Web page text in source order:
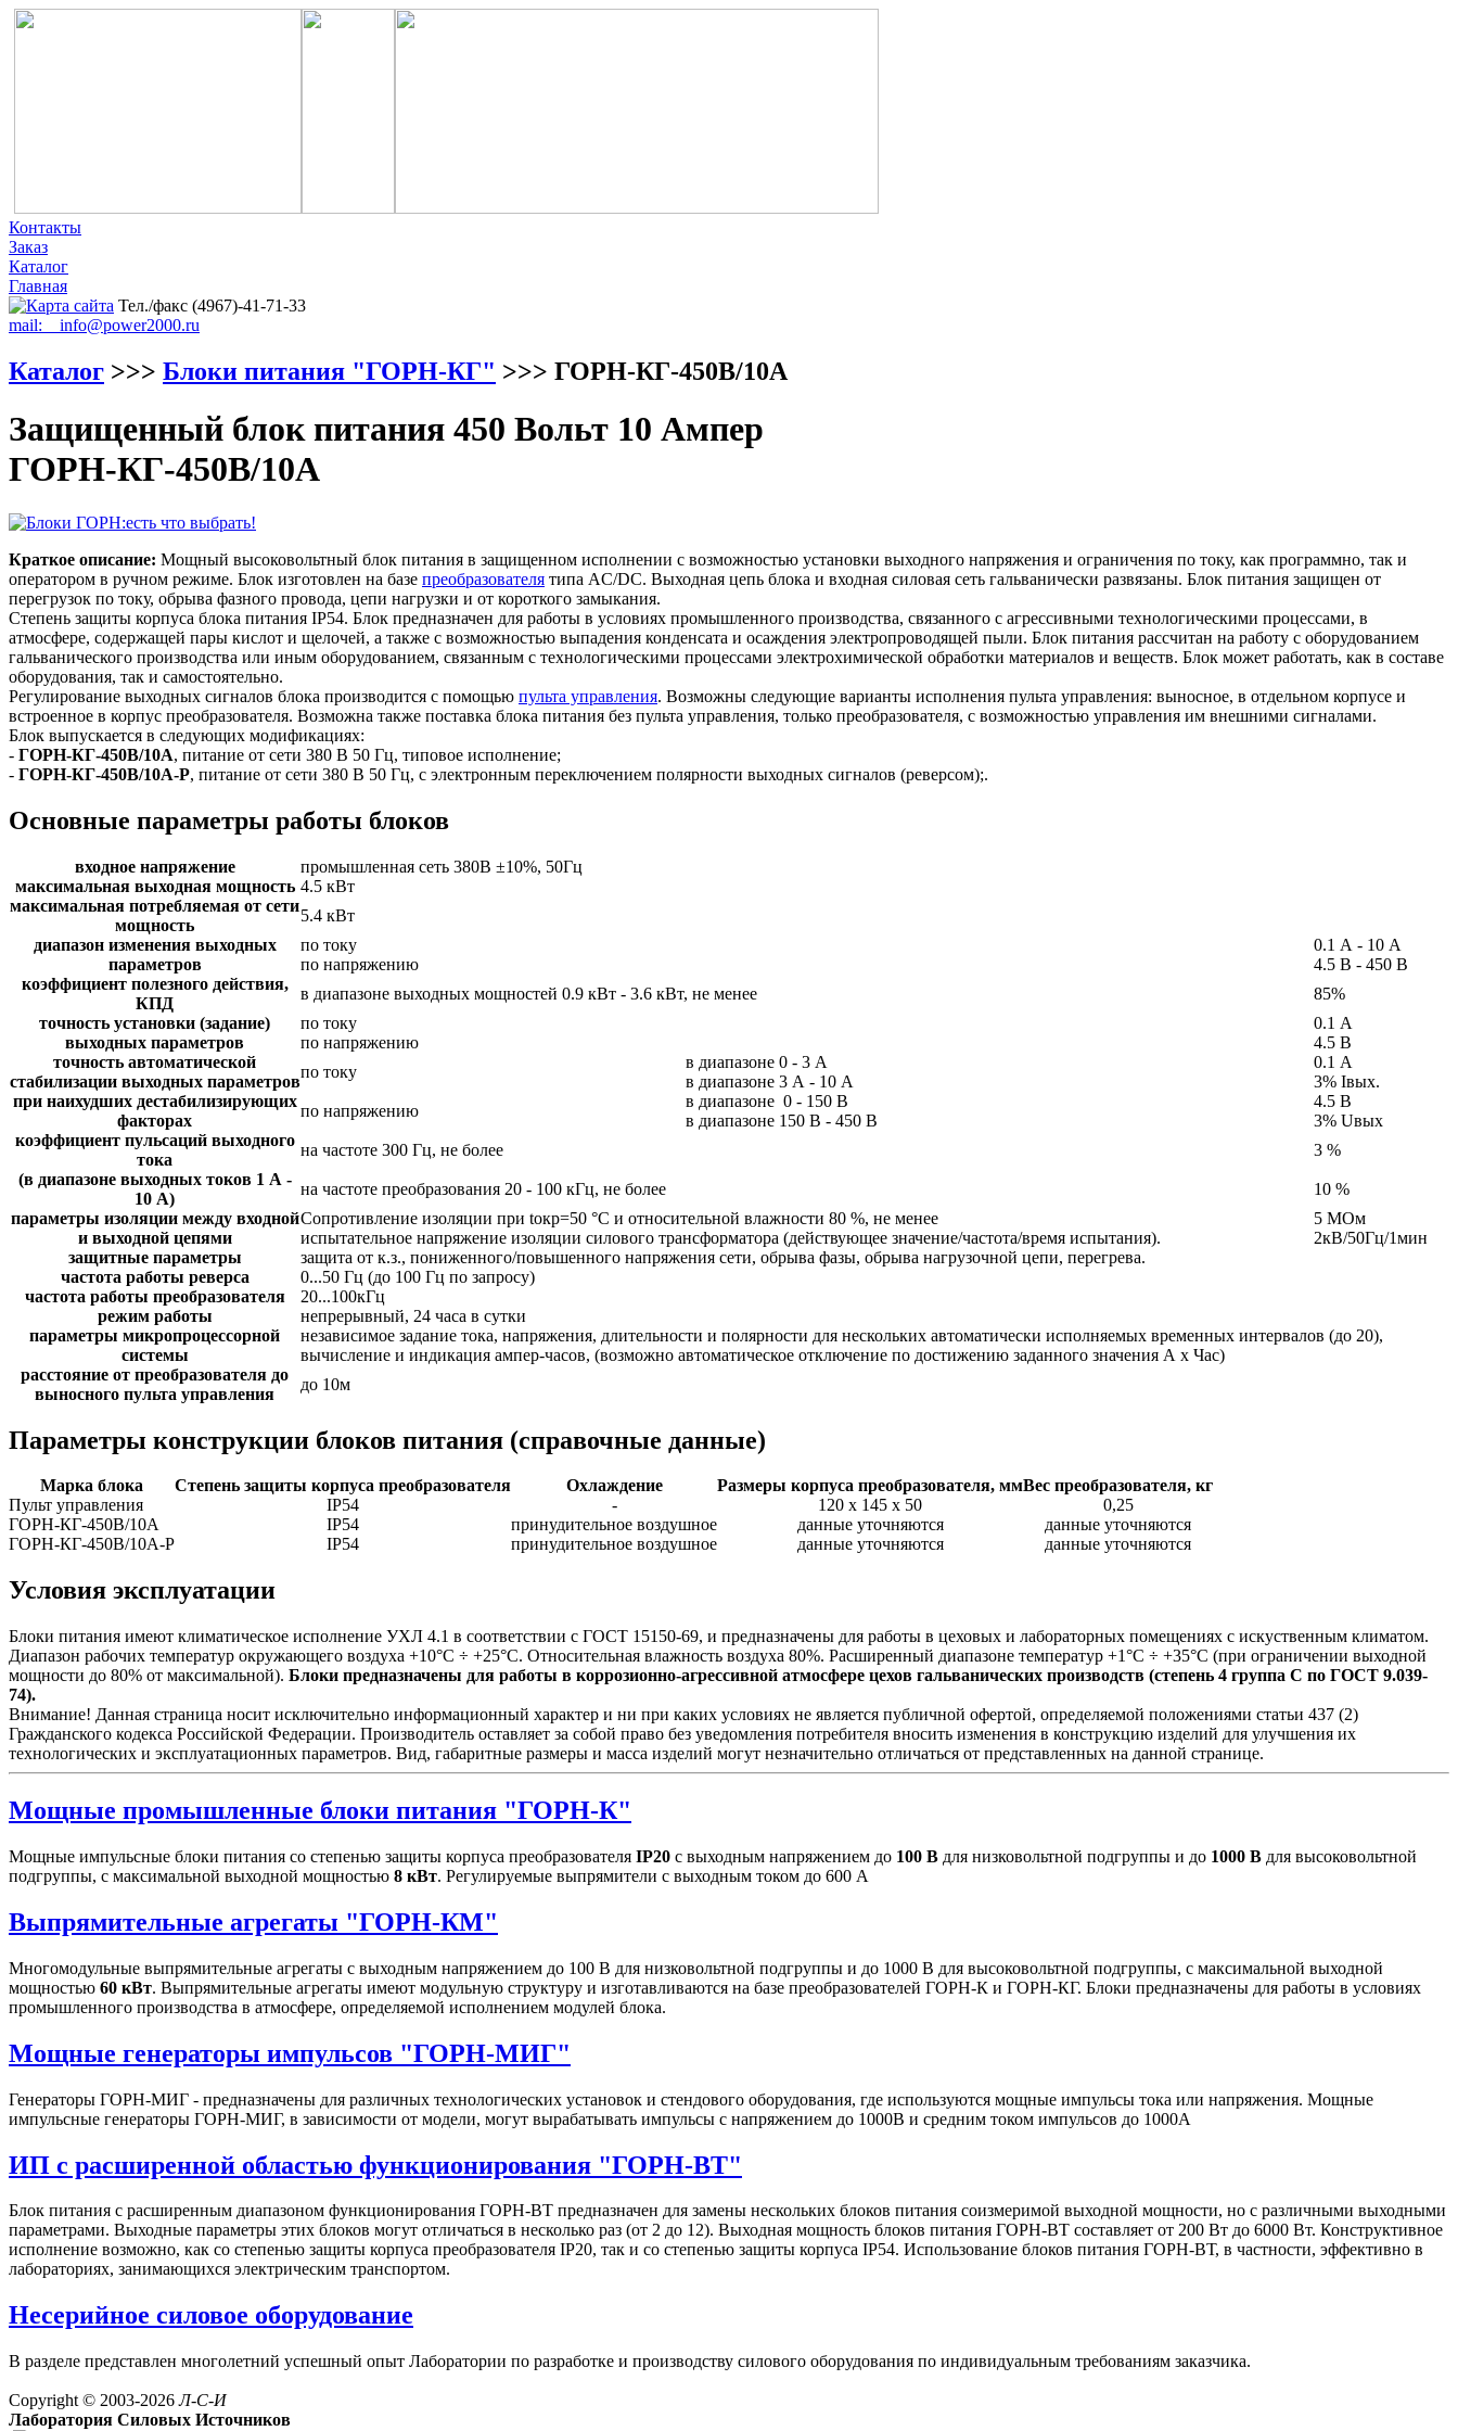
Контакты
Заказ
Каталог
Главная
Тел./факс (4967)-41-71-33
mail: info@power2000.ru
Каталог >>> Блоки питания "ГОРН-КГ" >>> ГОРН-КГ-450В/10А
Защищенный блок питания 450 Вольт 10 Ампер
ГОРН-КГ-450В/10А
Краткое описание: Мощный высоковольтный блок питания в защищенном исполнении с возможностью установки выходного напряжения и ограничения по току, как программно, так и
оператором в ручном режиме. Блок изготовлен на базе преобразователя типа AC/DC. Выходная цепь блока и входная силовая сеть гальванически развязаны. Блок питания защищен от
перегрузок по току, обрыва фазного провода, цепи нагрузки и от короткого замыкания.
Степень защиты корпуса блока питания IP54. Блок предназначен для работы в условиях промышленного производства, связанного с агрессивными технологическими процессами, в
атмосфере, содержащей пары кислот и щелочей, а также с возможностью выпадения конденсата и осаждения электропроводящей пыли. Блок питания рассчитан на работу с оборудованием
гальванического производства или иным оборудованием, связанным с технологическими процессами электрохимической обработки материалов и веществ. Блок может работать, как в составе
оборудования, так и самостоятельно.
Регулирование выходных сигналов блока производится с помощью пульта управления. Возможны следующие варианты исполнения пульта управления: выносное, в отдельном корпусе и
встроенное в корпус преобразователя. Возможна также поставка блока питания без пульта управления, только преобразователя, с возможностью управления им внешними сигналами.
Блок выпускается в следующих модификациях:
- ГОРН-КГ-450В/10А, питание от сети 380 В 50 Гц, типовое исполнение;
- ГОРН-КГ-450В/10А-Р, питание от сети 380 В 50 Гц, с электронным переключением полярности выходных сигналов (реверсом);.
Основные параметры работы блоков
входное напряжение
промышленная сеть 380В ±10%, 50Гц
максимальная выходная мощность 4.5 кВт
максимальная потребляемая от сети
мощность
5.4 кВт
диапазон изменения выходных
параметров
по току
0.1 А - 10 А
по напряжению
4.5 В - 450 В
коэффициент полезного действия,
КПД
в диапазоне выходных мощностей 0.9 кВт - 3.6 кВт, не менее
85%
точность установки (задание)
выходных параметров
по току
0.1 А
по напряжению
4.5 В
точность автоматической
стабилизации выходных параметров
при наихудших дестабилизирующих
факторах
по току
в диапазоне 0 - 3 А
0.1 А
в диапазоне 3 А - 10 А
3% Iвых.
по напряжению
в диапазоне 0 - 150 В
4.5 В
в диапазоне 150 В - 450 В
3% Uвых
коэффициент пульсаций выходного
тока
(в диапазоне выходных токов 1 А -
10 А)
на частоте 300 Гц, не более 3 %
на частоте преобразования 20 - 100 кГц, не более
10 %
параметры изоляции между входной
и выходной цепями
Сопротивление изоляции при tокр=50 °С и относительной влажности 80 %, не менее
5 МОм
испытательное напряжение изоляции силового трансформатора (действующее значение/частота/время испытания).
2кВ/50Гц/1мин
защитные параметры
защита от к.з., пониженного/повышенного напряжения сети, обрыва фазы, обрыва нагрузочной цепи, перегрева.
частота работы реверса
0...50 Гц (до 100 Гц по запросу)
частота работы преобразователя
20...100кГц
режим работы
непрерывный, 24 часа в сутки
параметры микропроцессорной
системы
независимое задание тока, напряжения, длительности и полярности для нескольких автоматически исполняемых временных интервалов (до 20),
вычисление и индикация ампер-часов, (возможно автоматическое отключение по достижению заданного значения А х Час)
расстояние от преобразователя до
выносного пульта управления
до 10м
Параметры конструкции блоков питания (справочные данные)
Марка блока Степень защиты корпуса преобразователя Охлаждение Размеры корпуса преобразователя, ммВес преобразователя, кг
Пульт управления
IP54 - 120 х 145 х 50
0,25
ГОРН-КГ-450В/10А
IP54 принудительное воздушное данные уточняются
данные уточняются
ГОРН-КГ-450В/10А-Р
IP54 принудительное воздушное данные уточняются данные уточняются
Условия эксплуатации
Блоки питания имеют климатическое исполнение УХЛ 4.1 в соответствии с ГОСТ 15150-69, и предназначены для работы в цеховых и лабораторных помещениях с искуственным климатом.
Диапазон рабочих температур окружающего воздуха +10°С ÷ +25°С. Относительная влажность воздуха 80%. Расширенный диапазоне температур +1°С ÷ +35°С (при ограничении выходной
мощности до 80% от максимальной). Блоки предназначены для работы в коррозионно-агрессивной атмосфере цехов гальванических производств (степень 4 группа C по ГОСТ 9.039-
74).
Внимание! Данная страница носит исключительно информационный характер и ни при каких условиях не является публичной офертой, определяемой положениями статьи 437 (2)
Гражданского кодекса Российской Федерации. Производитель оставляет за собой право без уведомления потребителя вносить изменения в конструкцию изделий для улучшения их
технологических и эксплуатационных параметров. Вид, габаритные размеры и масса изделий могут незначительно отличаться от представленных на данной странице.
Мощные промышленные блоки питания "ГОРН-К"
Мощные импульсные блоки питания со степенью защиты корпуса преобразователя IP20 с выходным напряжением до 100 В для низковольтной подгруппы и до 1000 В для высоковольтной
подгруппы, с максимальной выходной мощностью 8 кВт. Регулируемые выпрямители с выходным током до 600 А
Выпрямительные агрегаты "ГОРН-КМ"
Многомодульные выпрямительные агрегаты с выходным напряжением до 100 В для низковольтной подгруппы и до 1000 В для высоковольтной подгруппы, с максимальной выходной
мощностью 60 кВт. Выпрямительные агрегаты имеют модульную структуру и изготавливаются на базе преобразователей ГОРН-К и ГОРН-КГ. Блоки предназначены для работы в условиях
промышленного производства в атмосфере, определяемой исполнением модулей блока.
Мощные генераторы импульсов "ГОРН-МИГ"
Генераторы ГОРН-МИГ - предназначены для различных технологических установок и стендового оборудования, где используются мощные импульсы тока или напряжения. Мощные
импульсные генераторы ГОРН-МИГ, в зависимости от модели, могут вырабатывать импульсы c напряжением до 1000В и средним током импульсов до 1000А
ИП с расширенной областью функционирования "ГОРН-ВТ"
Блок питания с расширенным диапазоном функционирования ГОРН-ВТ предназначен для замены нескольких блоков питания соизмеримой выходной мощности, но с различными выходными
параметрами. Выходные параметры этих блоков могут отличаться в несколько раз (от 2 до 12). Выходная мощность блоков питания ГОРН-ВТ составляет от 200 Вт до 6000 Вт. Конструктивное
исполнение возможно, как со степенью защиты корпуса преобразователя IP20, так и со степенью защиты корпуса IP54. Использование блоков питания ГОРН-ВТ, в частности, эффективно в
лабораториях, занимающихся электрическим транспортом.
Несерийное силовое оборудование
В разделе представлен многолетний успешный опыт Лаборатории по разработке и производству силового оборудования по индивидуальным требованиям заказчика.
Copyright © 2003-2026Л-С-И
Лаборатория Силовых Источников